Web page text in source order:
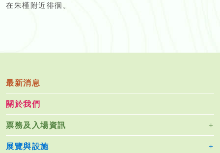
在朱槿附近徘徊。
最新消息
關於我們
票務及入場資訊
展覽與設施